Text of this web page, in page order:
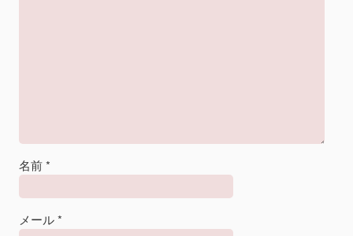
名前*
メール*